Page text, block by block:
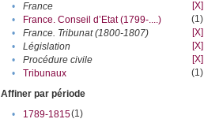
•
France
[X]
•
France. Conseil d’Etat (1799-....)
(1)
•
France. Tribunat (1800-1807)
[X]
•
Législation
[X]
•
Procédure civile
[X]
•
Tribunaux
(1)
Affiner par période
•
1789-1815(1)